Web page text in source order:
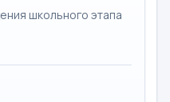
школьного этапа